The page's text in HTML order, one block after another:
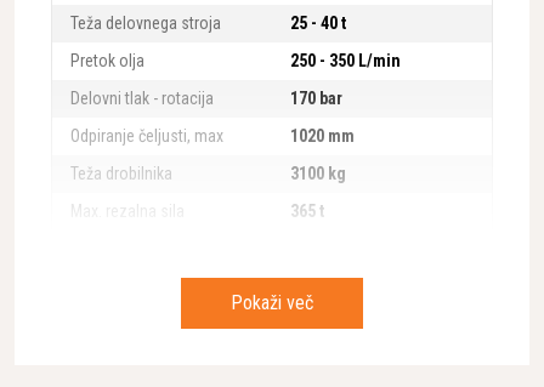
Teža delovnega stroja
25 - 40 t
Pretok olja
250 - 350 L/min
Delovni tlak - rotacija
170 bar
Odpiranje čeljusti, max
1020 mm
Teža drobilnika
3100 kg
365 t
Pokaži več